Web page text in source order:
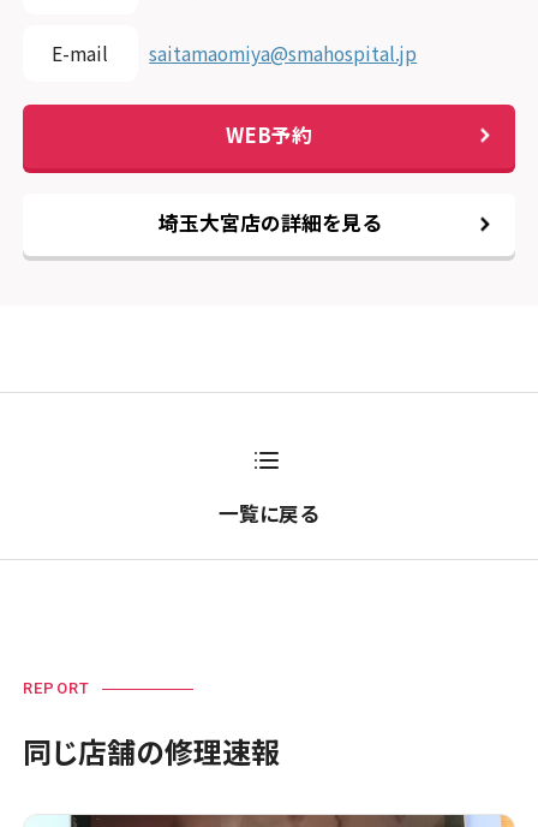
E-mail saitamaomiya@smahospital.jp
WEB予約
埼玉大宮店の詳細を見る
一覧に戻る
REPORT
同じ店舗の修理速報